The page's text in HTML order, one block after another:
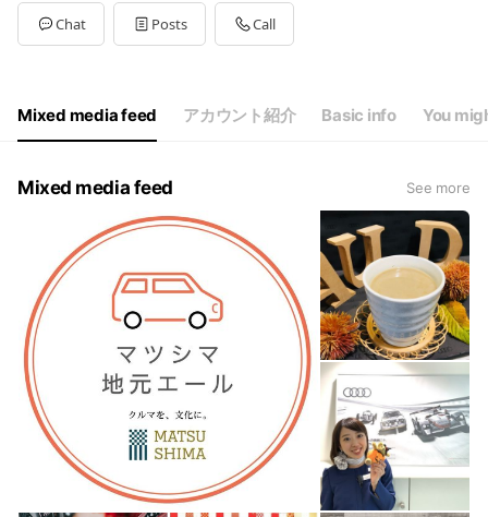
Tue10:00 - 18:00
WedClosed
Sat
10:00 - 18:00
定休日：毎週水曜、第2火曜 サービス受付17:30まで
Chat Posts Call
Mixed media feed アカウント紹介 Basic info You
Mixed media feed See more